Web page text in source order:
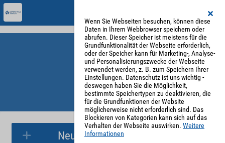
Parkplatzreservierung
Neue Parkplatzreservierung
Wenn Sie Webseiten besuchen, können diese
Daten in Ihrem Webbrowser speichern oder
abrufen. Dieser Speicher ist meistens für die
Grundfunktionalität der Webseite erforderlich,
oder der Speicher kann für Marketing-, Analyse-
und Personalisierungszwecke der Webseite
verwendet werden, z. B. zum Speichern Ihrer
Einstellungen. Datenschutz ist uns wichtig -
deswegen haben Sie die Möglichkeit,
bestimmte Speichertypen zu deaktivieren, die
für die Grundfunktionen der Website
möglicherweise nicht erforderlich sind. Das
Blockieren von Kategorien kann sich auf das
Verhalten der Webseite auswirken. Weitere
Informationen